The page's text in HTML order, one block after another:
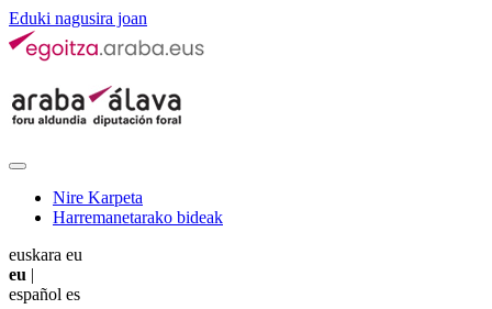
Eduki nagusira joan
Nire Karpeta
Harremanetarako bideak
euskara eu
eu |
español es